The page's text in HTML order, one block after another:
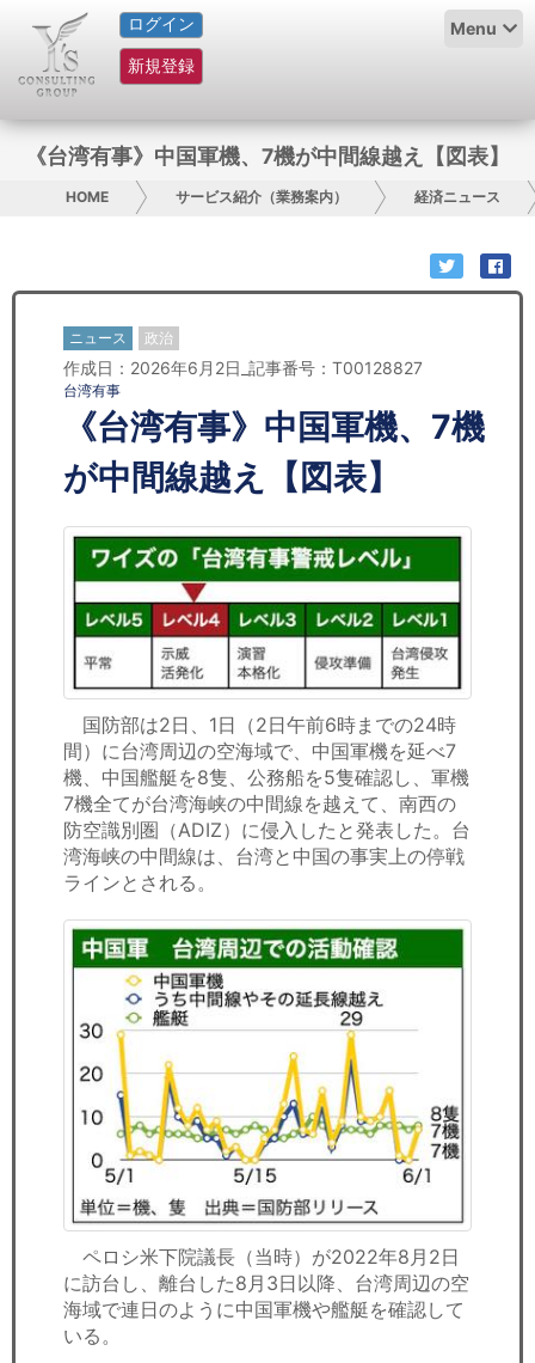
ログイン
新規登録
Menu
HOME
サービス紹介
コラム
グループ概要
日本人にPR
コンサルティング
リサーチ
セミナー
経済ニュース
労務顧問
飲食店情報
《台湾有事》中国軍機、7機が中間線越え【図表】
HOME サービス紹介（業務案内） 経済ニュース
ニュース 政治
作成日：2026年6月2日_記事番号：T00128827
台湾有事
《台湾有事》中国軍機、7機
が中間線越え【図表】
国防部は2日、1日（2日午前6時までの24時
間）に台湾周辺の空海域で、中国軍機を延べ7
機、中国艦艇を8隻、公務船を5隻確認し、軍機
7機全てが台湾海峡の中間線を越えて、南西の
防空識別圏（ADIZ）に侵入したと発表した。台
湾海峡の中間線は、台湾と中国の事実上の停戦
ラインとされる。
ペロシ米下院議長（当時）が2022年8月2日
に訪台し、離台した8月3日以降、台湾周辺の空
海域で連日のように中国軍機や艦艇を確認して
いる。